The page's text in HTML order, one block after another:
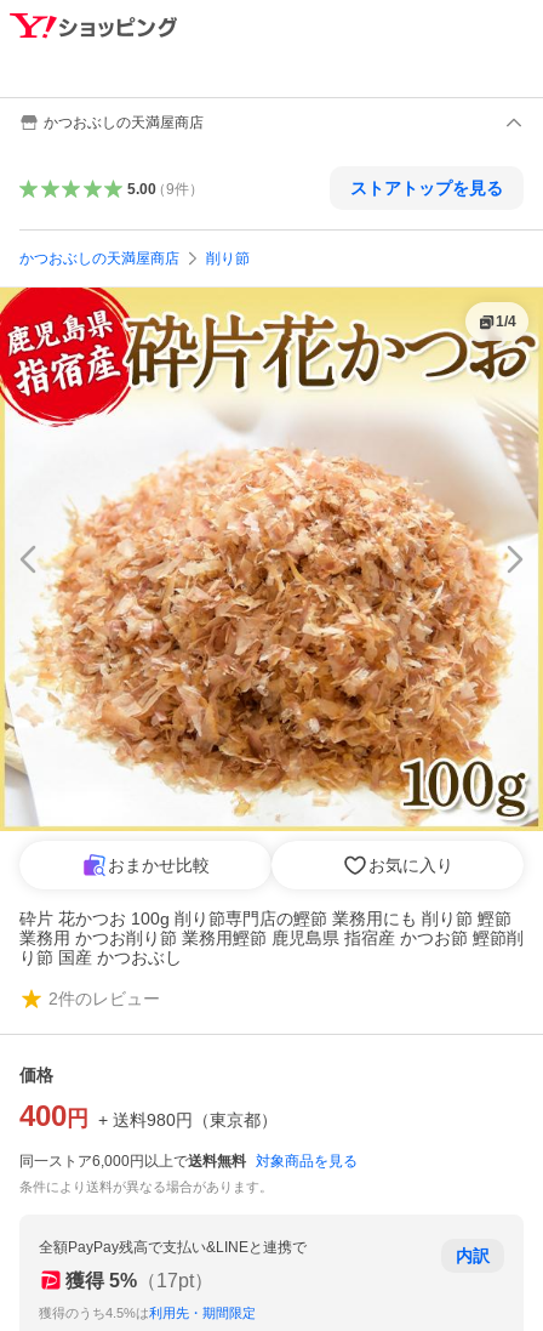
かつおぶしの天満屋商店
5.00（9件） ストアトップを見る
かつおぶしの天満屋商店 削り節
1/4
おまかせ比較 お気に入り
砕片 花かつお 100g 削り節専門店の鰹節 業務用にも 削り節 鰹節
業務用 かつお削り節 業務用鰹節 鹿児島県 指宿産 かつお節 鰹節削
り節 国産 かつおぶし
2件のレビュー
価格
400 円 + 送料980円 （東京都）
同一ストア6,000円以上で送料無料 対象商品を見る
条件により送料が異なる場合があります。
全額PayPay残高で支払い&LINEと連携で
獲得 5% （17pt）
獲得のうち4.5%は利用先・期間限定
内訳